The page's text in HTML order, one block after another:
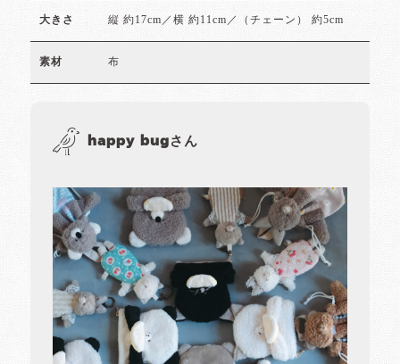
大きさ 縦 約17cm／横 約11cm／（チェーン） 約5cm
素材 布
happy bugさん